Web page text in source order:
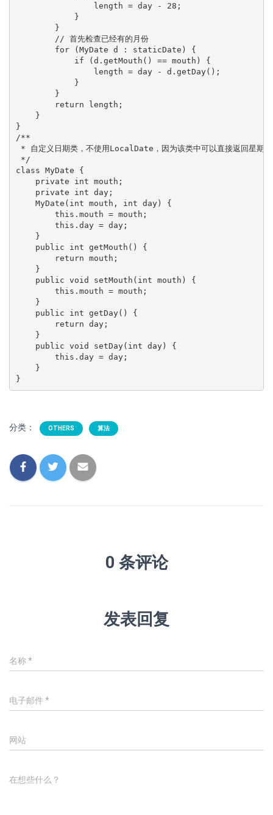
                length = day - 28;
            }
        }
        // 首先检查已经有的月份
        for (MyDate d : staticDate) {
            if (d.getMouth() == mouth) {
                length = day - d.getDay();
            }
        }
        return length;
    }
}
/**
* 自定义日期类，不使用LocalDate，因为该类中可以直接返回星期几
*/
class MyDate {
    private int mouth;
    private int day;
    MyDate(int mouth, int day) {
        this.mouth = mouth;
        this.day = day;
    }
    public int getMouth() {
        return mouth;
    }
    public void setMouth(int mouth) {
        this.mouth = mouth;
    }
    public int getDay() {
        return day;
    }
    public void setDay(int day) {
        this.day = day;
    }
分类： OTHERS 算法
0 条评论
发表回复
名称*
电子邮件 *
网站
在想些什么？